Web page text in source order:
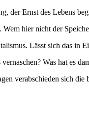
der Ernst des Lebens
Wem hier nicht der
Lässt sich das
Was hat es
verabschieden sich die